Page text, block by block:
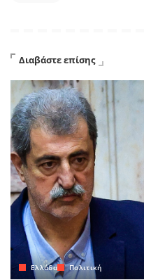
Διαβάστε επίσης
Ελλάδα Πολιτική